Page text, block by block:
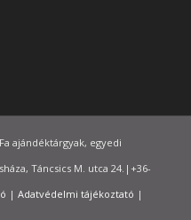
ajándéktárgyak, egyedi
Táncsics M. utca 24.|+36-
| Adatvédelmi tájékoztató |